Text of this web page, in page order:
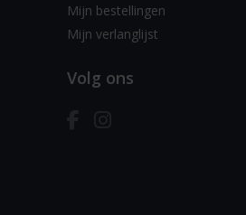
Mijn bestellingen
Mijn verlanglijst
Volg ons